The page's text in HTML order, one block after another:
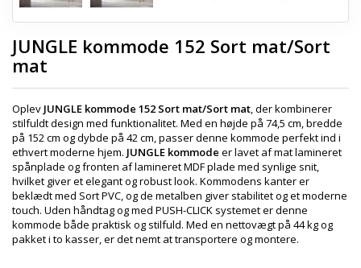
JUNGLE kommode 152 Sort mat/Sort
mat
Oplev JUNGLE kommode 152 Sort mat/Sort mat, der kombinerer
stilfuldt design med funktionalitet. Med en højde på 74,5 cm, bredde
på 152 cm og dybde på 42 cm, passer denne kommode perfekt ind i
ethvert moderne hjem. JUNGLE kommode er lavet af mat lamineret
spånplade og fronten af lamineret MDF plade med synlige snit,
hvilket giver et elegant og robust look. Kommodens kanter er
beklædt med Sort PVC, og de metalben giver stabilitet og et moderne
touch. Uden håndtag og med PUSH-CLICK systemet er denne
kommode både praktisk og stilfuld. Med en nettovægt på 44 kg og
pakket i to kasser, er det nemt at transportere og montere.